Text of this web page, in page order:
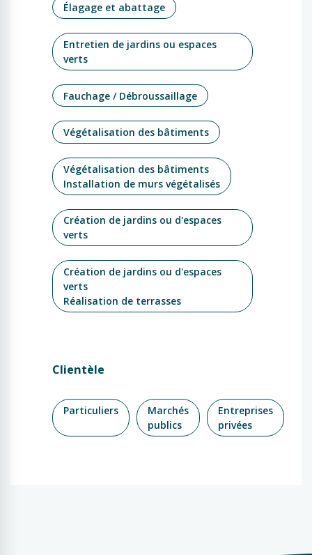
Élagage et abattage
Entretien de jardins ou espaces
verts
Fauchage / Débroussaillage
Végétalisation des bâtiments
Végétalisation des bâtiments
Installation de murs végétalisés
Création de jardins ou d'espaces
verts
Création de jardins ou d'espaces
verts
Réalisation de terrasses
Clientèle
Particuliers
Marchés
publics
Entreprises
privées